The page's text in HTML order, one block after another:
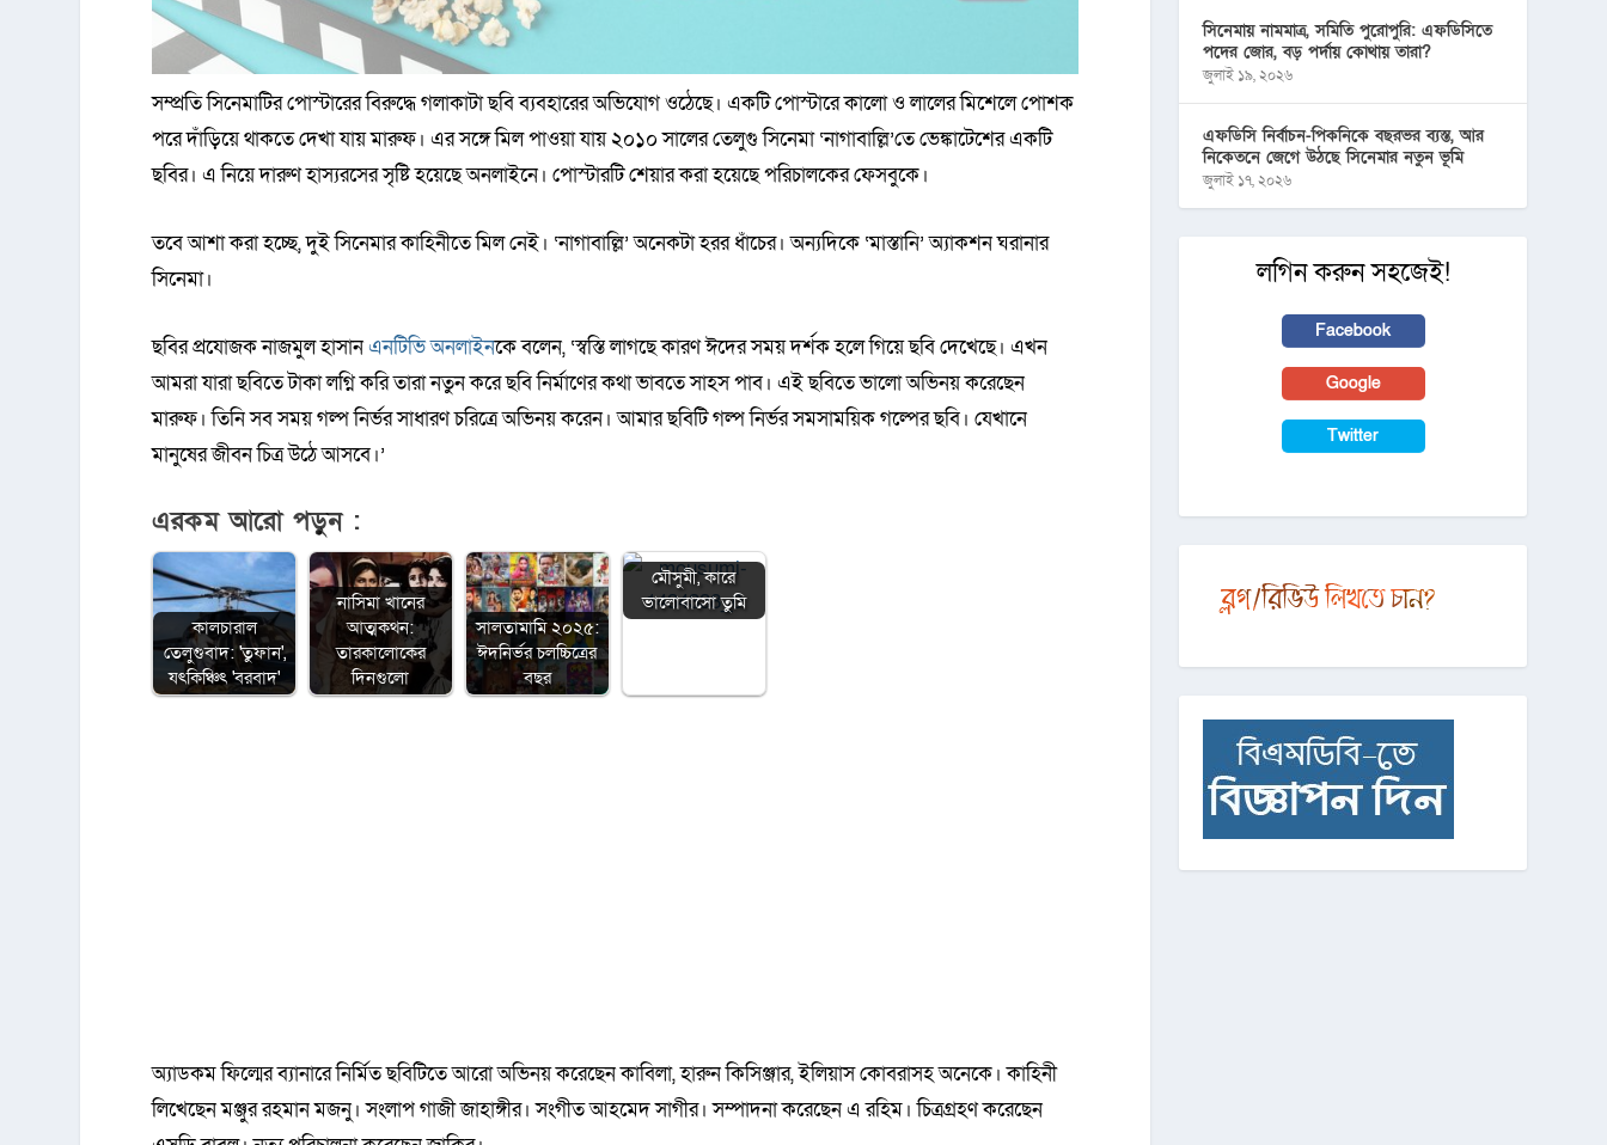
সম্প্রতি সিনেমাটির পোস্টারের বিরুদ্ধে গলাকাটা ছবি ব্যবহারের অভিযোগ ওঠেছে। একটি পোস্টারে কালো ও লালের মিশেলে পোশক
পরে দাঁড়িয়ে থাকতে দেখা যায় মারুফ। এর সঙ্গে মিল পাওয়া যায় ২০১০ সালের তেলুগু সিনেমা ‘নাগাবাল্লি’তে ভেঙ্কাটেশের একটি
ছবির। এ নিয়ে দারুণ হাস্যরসের সৃষ্টি হয়েছে অনলাইনে। পোস্টারটি শেয়ার করা হয়েছে পরিচালকের ফেসবুকে।
তবে আশা করা হচ্ছে, দুই সিনেমার কাহিনীতে মিল নেই। ‘নাগাবাল্লি’ অনেকটা হরর ধাঁচের। অন্যদিকে ‘মাস্তানি’ অ্যাকশন ঘরানার
সিনেমা।
ছবির প্রযোজক নাজমুল হাসানএনটিভি অনলাইনকে বলেন, ‘স্বস্তি লাগছে কারণ ঈদের সময় দর্শক হলে গিয়ে ছবি দেখেছে। এখন
আমরা যারা ছবিতে টাকা লগ্নি করি তারা নতুন করে ছবি নির্মাণের কথা ভাবতে সাহস পাব। এই ছবিতে ভালো অভিনয় করেছেন
মারুফ। তিনি সব সময় গল্প নির্ভর সাধারণ চরিত্রে অভিনয় করেন। আমার ছবিটি গল্প নির্ভর সমসাময়িক গল্পের ছবি। যেখানে
মানুষের জীবন চিত্র উঠে আসবে।’
এরকম আরো পড়ুন :
কালচারাল
তেলুগুবাদ: 'তুফান',
যৎকিঞ্চিৎ 'বরবাদ'
নাসিমা খানের
আত্মকথন:
তারকালোকের
দিনগুলো
সালতামামি ২০২৫:
ঈদনির্ভর চলচ্চিত্রের
বছর
মৌসুমী, কারে
ভালোবাসো তুমি
অ্যাডকম ফিল্মের ব্যানারে নির্মিত ছবিটিতে আরো অভিনয় করেছেন কাবিলা, হারুন কিসিঞ্জার, ইলিয়াস কোবরাসহ অনেকে। কাহিনী
লিখেছেন মঞ্জুর রহমান মজনু। সংলাপ গাজী জাহাঙ্গীর। সংগীত আহমেদ সাগীর। সম্পাদনা করেছেন এ রহিম। চিত্রগ্রহণ করেছেন
সিনেমায় নামমাত্র, সমিতি পুরোপুরি: এফডিসিতে
পদের জোর, বড় পর্দায় কোথায় তারা?
জুলাই ১৯, ২০২৬
এফডিসি নির্বাচন-পিকনিকে বছরভর ব্যস্ত, আর
নিকেতনে জেগে উঠছে সিনেমার নতুন ভূমি
জুলাই ১৭, ২০২৬
লগিন করুন সহজেই!
Facebook
Google
Twitter